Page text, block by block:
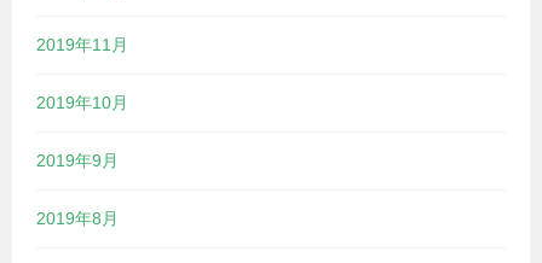
2019年11月
2019年10月
2019年9月
2019年8月